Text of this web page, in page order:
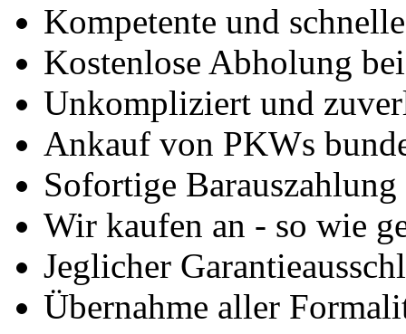
Kompetente und
Kostenlose Abholung
Unkompliziert und
Ankauf von PKWs
Sofortige
Wir kaufen an - so wie
Jeglicher
Übernahme aller